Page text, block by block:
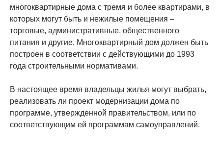
многоквартирные дома с тремя и более квартирами, в
которых могут быть и нежилые помещения –
торговые, административные, общественного
питания и другие. Многоквартирный дом должен быть
построен в соответствии с действующими до 1993
года строительными нормативами.
В настоящее время владельцы жилья могут выбрать,
реализовать ли проект модернизации дома по
программе, утвержденной правительством, или по
соответствующим ей программам самоуправлений.